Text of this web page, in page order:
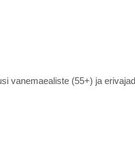
vanemaealiste (55+) ja